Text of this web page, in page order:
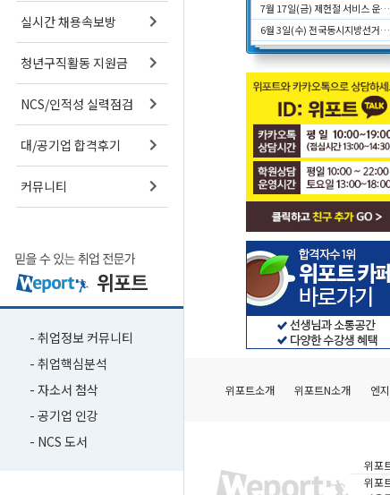
실시간 채용속보방
청년구직활동 지원금
NCS/인적성 실력점검
대/공기업 합격후기
커뮤니티
- 취업정보 커뮤니티
- 취업핵심분석
- 자소서 첨삭
- 공기업 인강
- NCS 도서
7월 17일(금) 제헌절 서비스 운영시간에 대해 안내드립니다.
6월 3일(수) 전국동시지방선거일 서비스 운영시간에 대해 안내드립니다.
위포트소개 위포트N소개 엔
위포
위포